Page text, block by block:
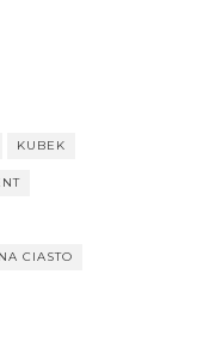
KUBEK
CIASTO